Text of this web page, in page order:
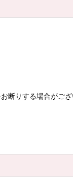
りする場合がござ